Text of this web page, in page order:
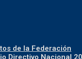
de la Federación
Directivo Nacional